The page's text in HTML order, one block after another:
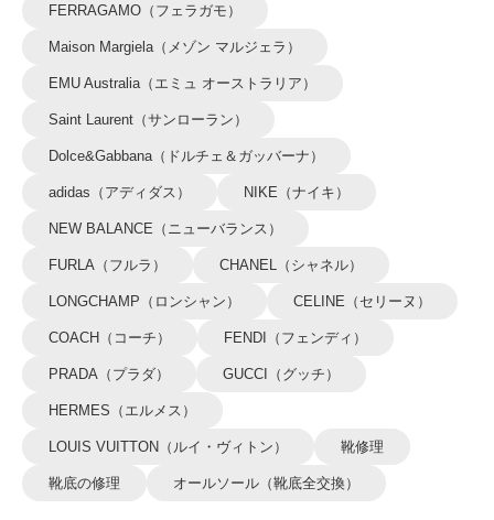
FERRAGAMO（フェラガモ）
Maison Margiela（メゾン マルジェラ）
EMU Australia（エミュ オーストラリア）
Saint Laurent（サンローラン）
Dolce&Gabbana（ドルチェ＆ガッバーナ）
adidas（アディダス） NIKE（ナイキ）
NEW BALANCE（ニューバランス）
FURLA（フルラ） CHANEL（シャネル）
LONGCHAMP（ロンシャン） CELINE（セリーヌ）
COACH（コーチ） FENDI（フェンディ）
PRADA（プラダ） GUCCI（グッチ）
HERMES（エルメス）
LOUIS VUITTON（ルイ・ヴィトン） 靴修理
靴底の修理 オールソール（靴底全交換）